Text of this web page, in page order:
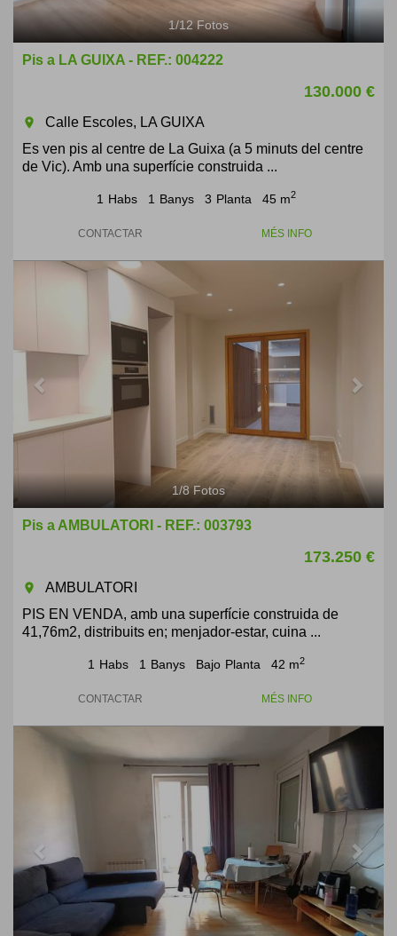
1/12Fotos
Pis a LA GUIXA - REF.: 004222
130.000 €
room
Calle Escoles, LA GUIXA
Es ven pis al centre de La Guixa (a 5 minuts del centre
de Vic). Amb una superfície construida ...
1 Habs 1 Banys 3 Planta 45 m2
CONTACTAR MÉS INFO
Previous
1/8Fotos
Pis a AMBULATORI - REF.: 003793
173.250 €
room
AMBULATORI
PIS EN VENDA, amb una superfície construida de
41,76m2, distribuits en; menjador-estar, cuina ...
1 Habs 1 Banys Bajo Planta 42 m2
CONTACTAR MÉS INFO
Next